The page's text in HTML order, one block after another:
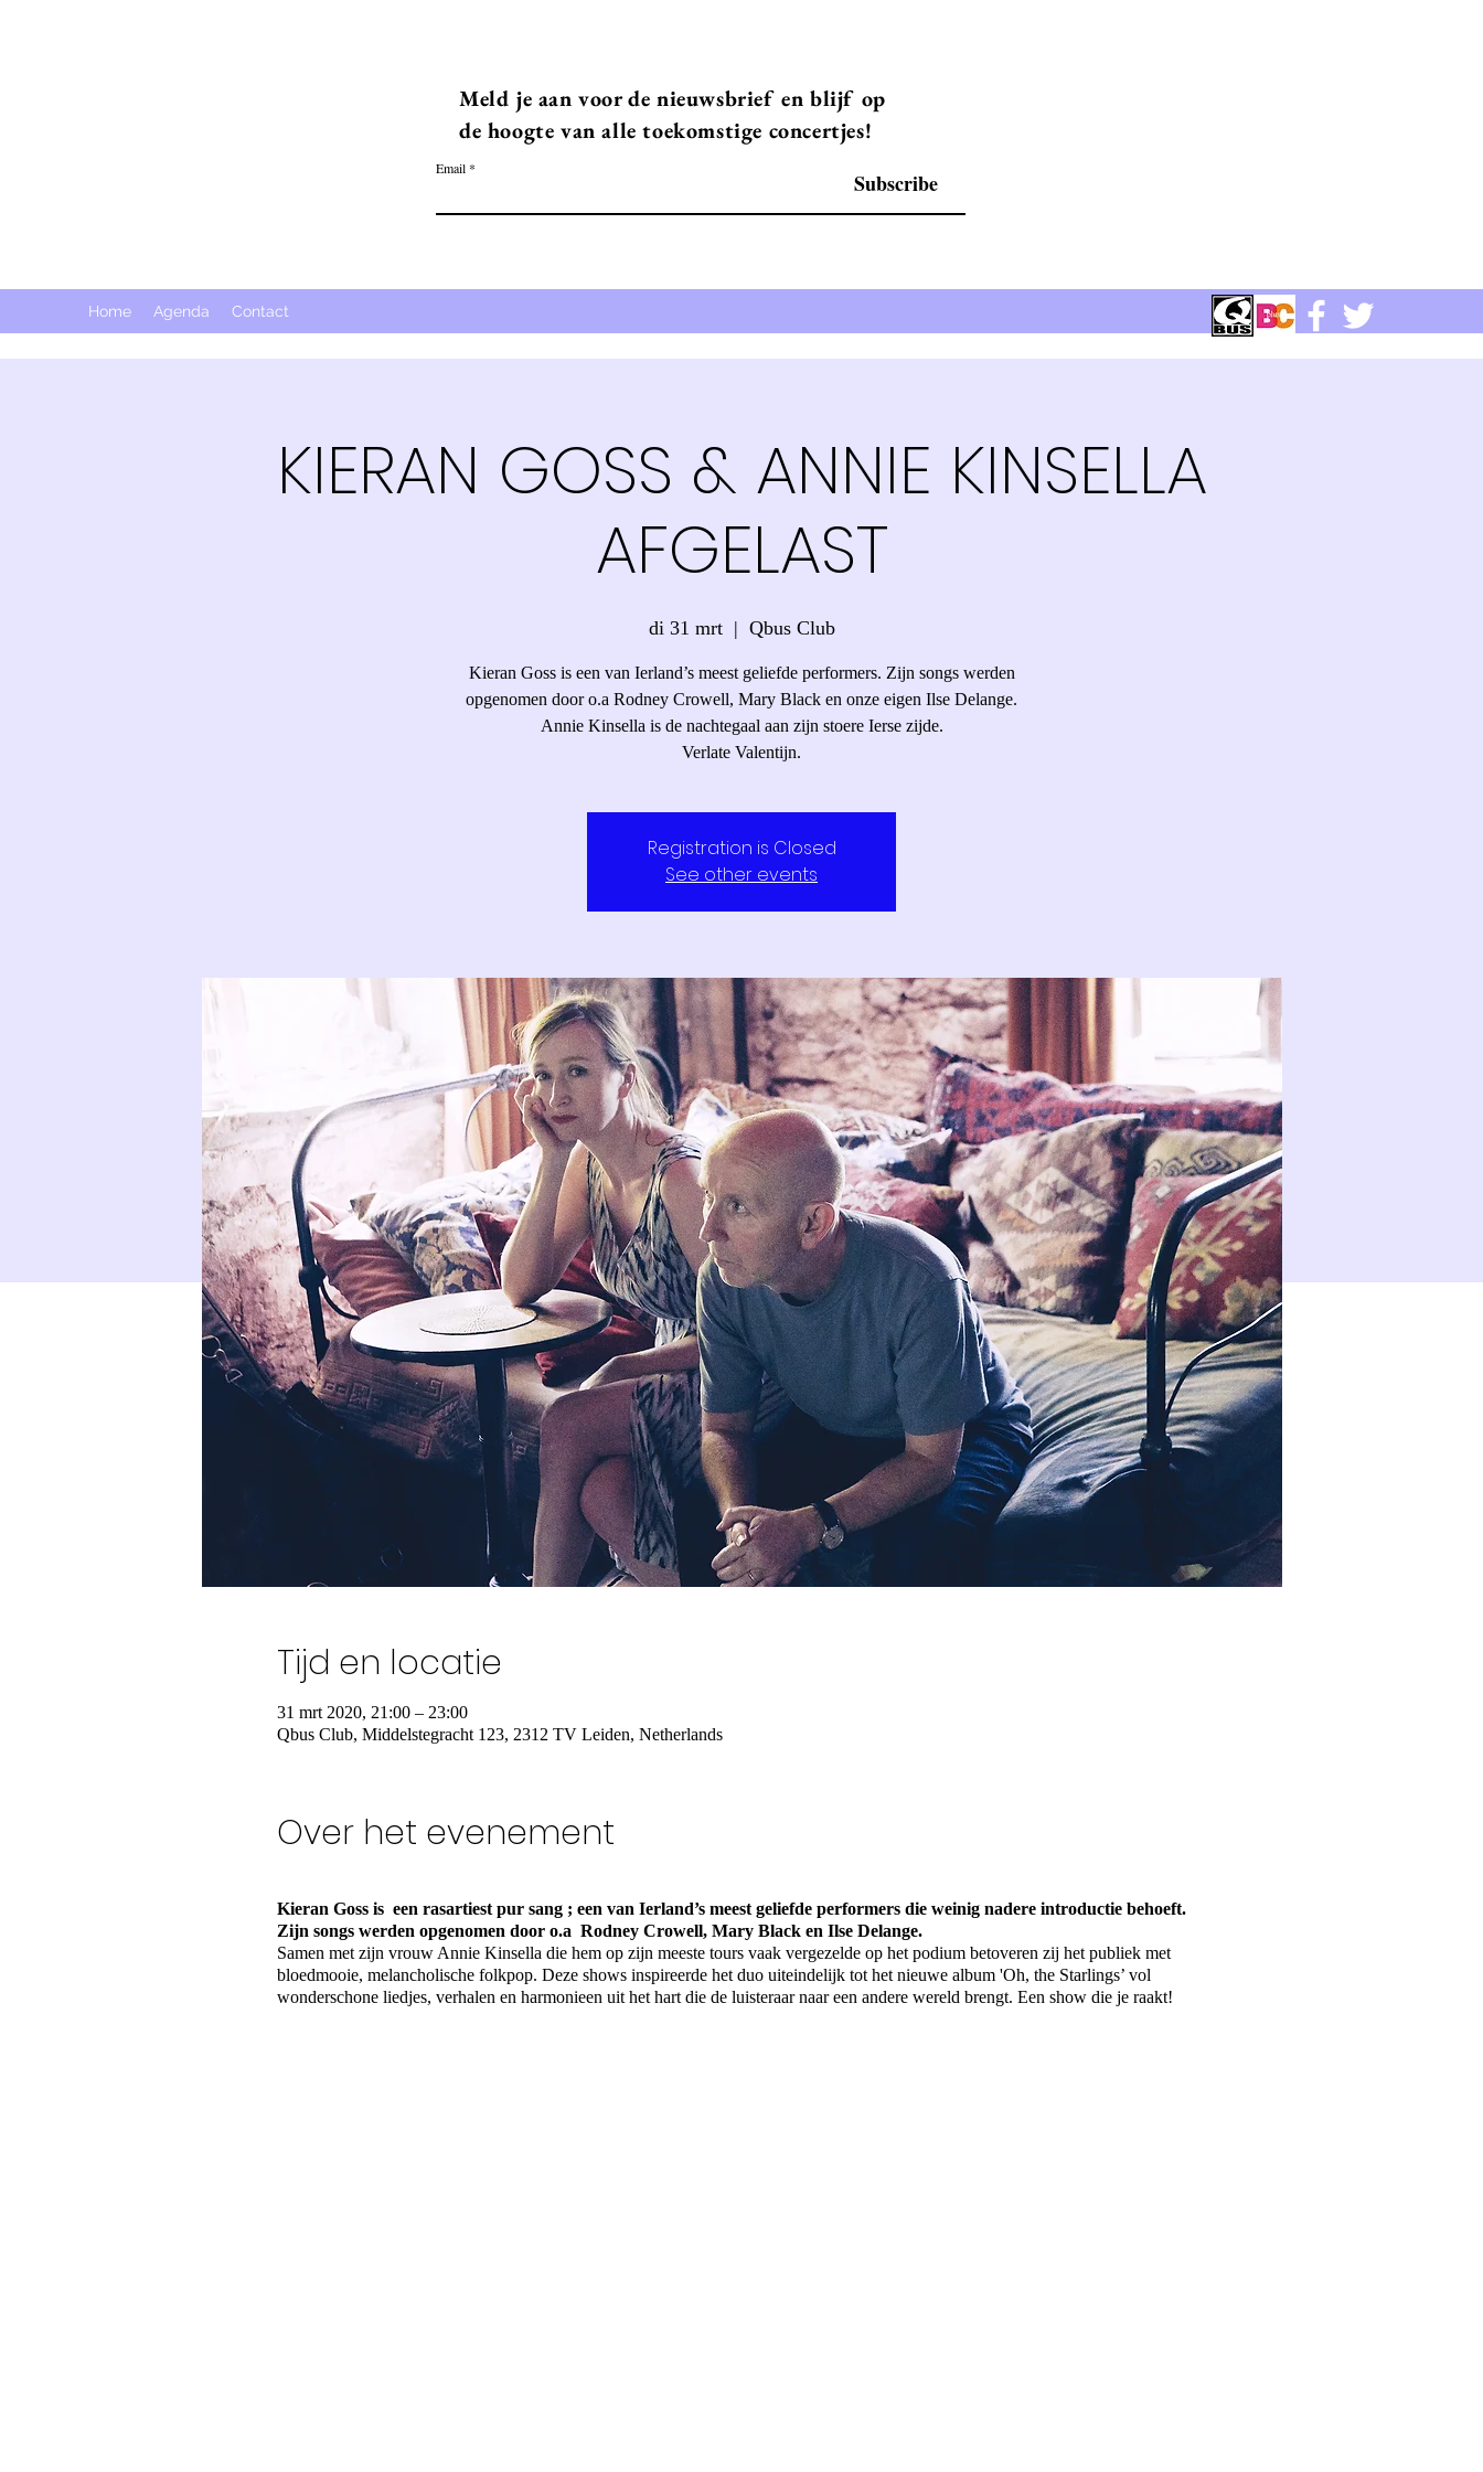
Meld je aan voor de nieuwsbrief en blijf op
de hoogte van alle toekomstige concertjes!
Email
Subscribe
Home Agenda Contact
KIERAN GOSS & ANNIE KINSELLA
AFGELAST
di 31 mrt
  |
Qbus Club
Kieran Goss is een van Ierland’s meest geliefde performers. Zijn songs werden
opgenomen door o.a Rodney Crowell, Mary Black en onze eigen Ilse Delange.
Annie Kinsella is de nachtegaal aan zijn stoere Ierse zijde.
Verlate Valentijn.
Registration is Closed
See other events
Tijd en locatie
31 mrt 2020, 21:00 – 23:00
Qbus Club, Middelstegracht 123, 2312 TV Leiden, Netherlands
Over het evenement
Kieran Goss is een rasartiest pur sang ; een van Ierland’s meest geliefde performers die weinig nadere introductie behoeft.
Zijn songs werden opgenomen door o.a Rodney Crowell, Mary Black en Ilse Delange.
Samen met zijn vrouw Annie Kinsella die hem op zijn meeste tours vaak vergezelde op het podium betoveren zij het publiek met
bloedmooie, melancholische folkpop. Deze shows inspireerde het duo uiteindelijk tot het nieuwe album 'Oh, the Starlings’ vol
wonderschone liedjes, verhalen en harmonieen uit het hart die de luisteraar naar een andere wereld brengt. Een show die je raakt!